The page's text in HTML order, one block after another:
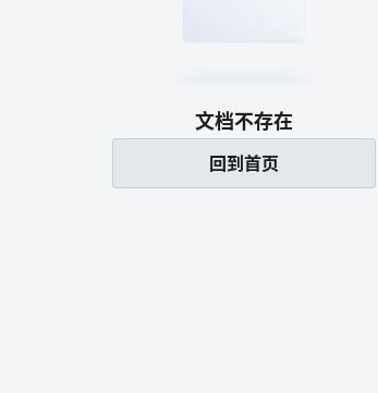
文档不存在
回到首页